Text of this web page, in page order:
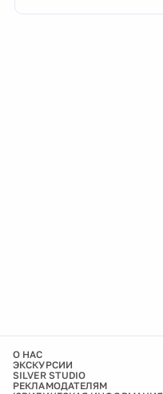
О НАС
ЭКСКУРСИИ
SILVER STUDIO
РЕКЛАМОДАТЕЛЯМ